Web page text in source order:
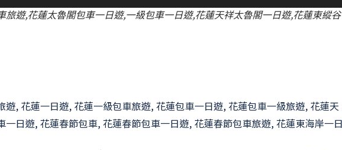
旅遊,花蓮太魯閣包車一日遊,一級包車一日遊,花蓮天祥太魯閣一日遊,花蓮東縱
遊,花蓮一日遊,花蓮一級包車旅遊,花蓮包車一日遊,花蓮包車一級旅遊,花蓮天
一日遊,花蓮春節包車,花蓮春節包車一日遊,花蓮春節包車旅遊,花蓮東海岸一